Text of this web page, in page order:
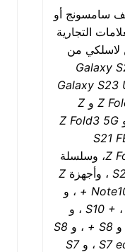
أو
التجارية
من
Galaxy
ZوZ
Z Fold3
، وسلسلة
، وأجهزةZ
، و
S10 ، و
S8 ، وS8
، وS7